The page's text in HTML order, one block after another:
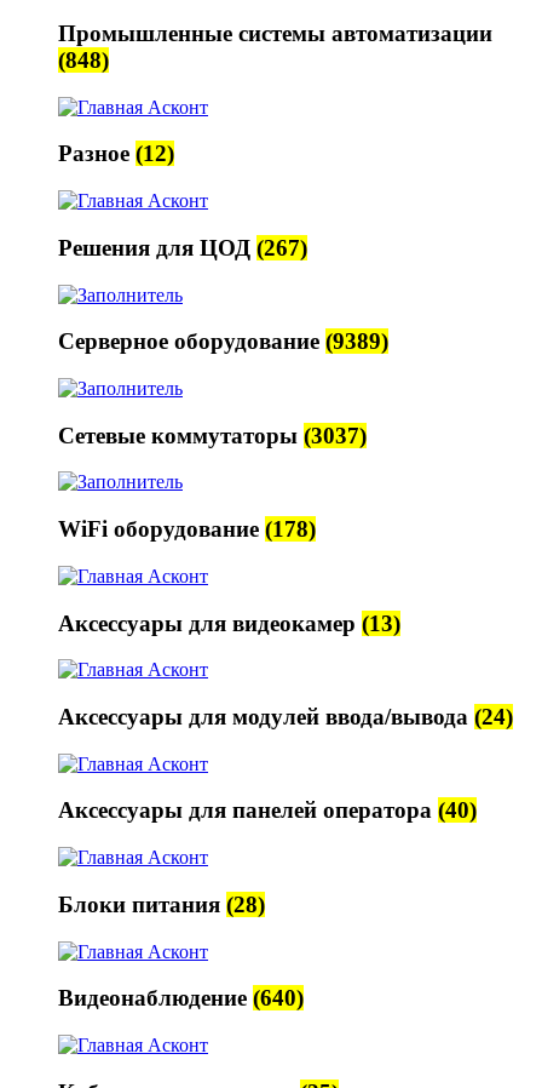
Промышленные системы автоматизации
(848)
Разное (12)
Решения для ЦОД (267)
Серверное оборудование (9389)
Сетевые коммутаторы (3037)
WiFi оборудование (178)
Аксессуары для видеокамер (13)
Аксессуары для модулей ввода/вывода (24)
Аксессуары для панелей оператора (40)
Блоки питания (28)
Видеонаблюдение (640)